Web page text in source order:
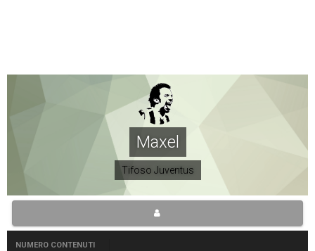
Maxel
Tifoso Juventus
NUMERO CONTENUTI